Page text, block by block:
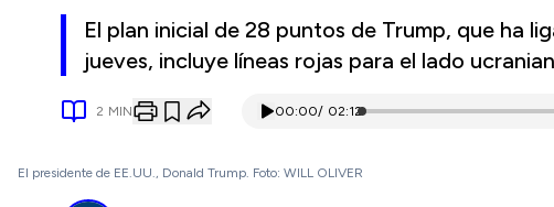
El plan inicial de 28 puntos de Trump, que ha
jueves, incluye líneas rojas para el lado
2 MIN 00:00/ 02:12
El presidente de EE.UU., Donald Trump. Foto: WILL OLIVER